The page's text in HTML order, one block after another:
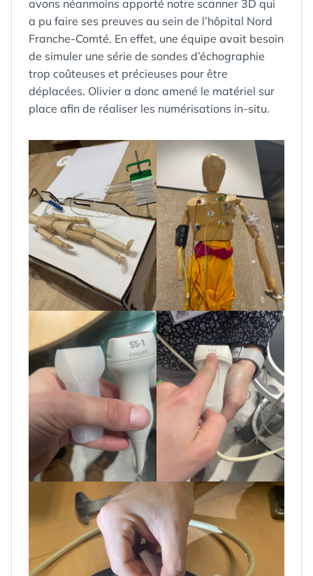
avons néanmoins apporté notre scanner 3D qui
a pu faire ses preuves au sein de l’hôpital Nord
Franche-Comté. En effet, une équipe avait besoin
de simuler une série de sondes d’échographie
trop coûteuses et précieuses pour être
déplacées. Olivier a donc amené le matériel sur
place afin de réaliser les numérisations in-situ.